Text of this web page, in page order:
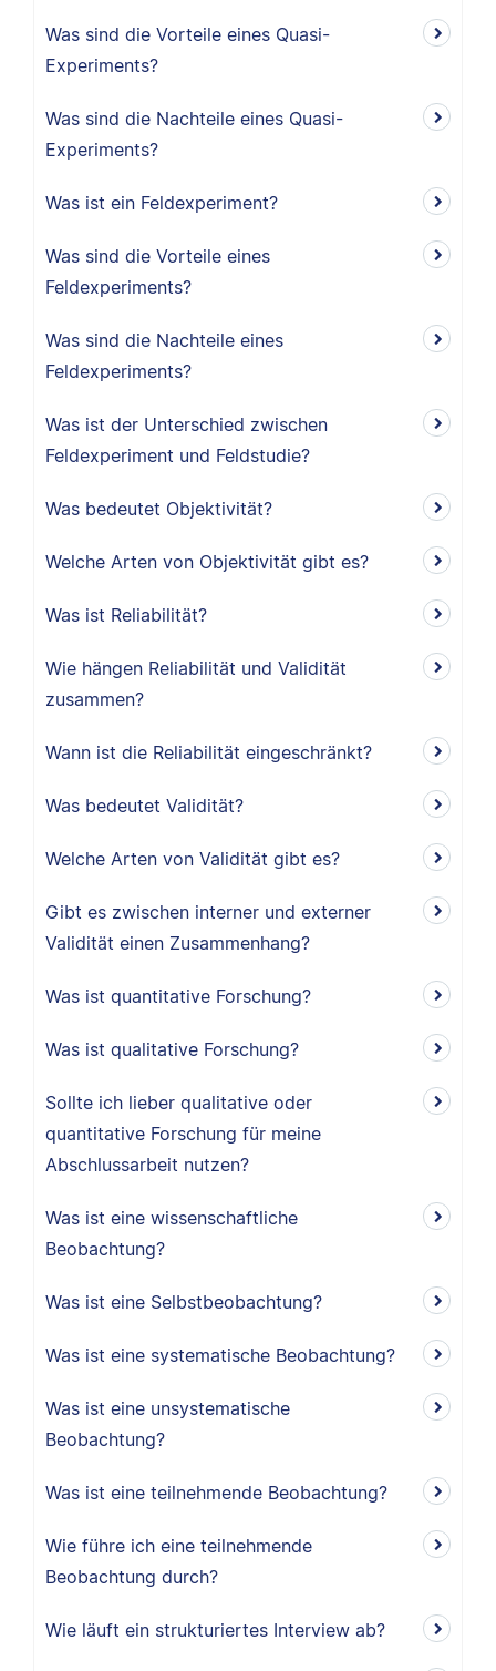
Was sind die Vorteile eines Quasi-
Experiments?
Was sind die Nachteile eines Quasi-
Experiments?
Was ist ein Feldexperiment?
Was sind die Vorteile eines
Feldexperiments?
Was sind die Nachteile eines
Feldexperiments?
Was ist der Unterschied zwischen
Feldexperiment und Feldstudie?
Was bedeutet Objektivität?
Welche Arten von Objektivität gibt es?
Was ist Reliabilität?
Wie hängen Reliabilität und Validität
zusammen?
Wann ist die Reliabilität eingeschränkt?
Was bedeutet Validität?
Welche Arten von Validität gibt es?
Gibt es zwischen interner und externer
Validität einen Zusammenhang?
Was ist quantitative Forschung?
Was ist qualitative Forschung?
Sollte ich lieber qualitative oder
quantitative Forschung für meine
Abschlussarbeit nutzen?
Was ist eine wissenschaftliche
Beobachtung?
Was ist eine Selbstbeobachtung?
Was ist eine systematische Beobachtung?
Was ist eine unsystematische
Beobachtung?
Was ist eine teilnehmende Beobachtung?
Wie führe ich eine teilnehmende
Beobachtung durch?
Wie läuft ein strukturiertes Interview ab?